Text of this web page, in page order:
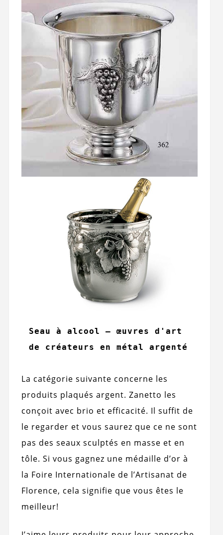
Seau à alcool – œuvres d'art
de créateurs en métal argenté
La catégorie suivante concerne les
produits plaqués argent. Zanetto les
conçoit avec brio et efficacité. Il suffit de
le regarder et vous saurez que ce ne sont
pas des seaux sculptés en masse et en
tôle. Si vous gagnez une médaille d’or à
la Foire Internationale de l’Artisanat de
Florence, cela signifie que vous êtes le
meilleur!